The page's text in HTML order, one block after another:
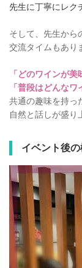
先生に丁寧にレク
そして、先生から
交流タイムもあり
「どのワインが美
「普段はどんなワ
共通の趣味を持っ
自然と話しが盛り
イベント後